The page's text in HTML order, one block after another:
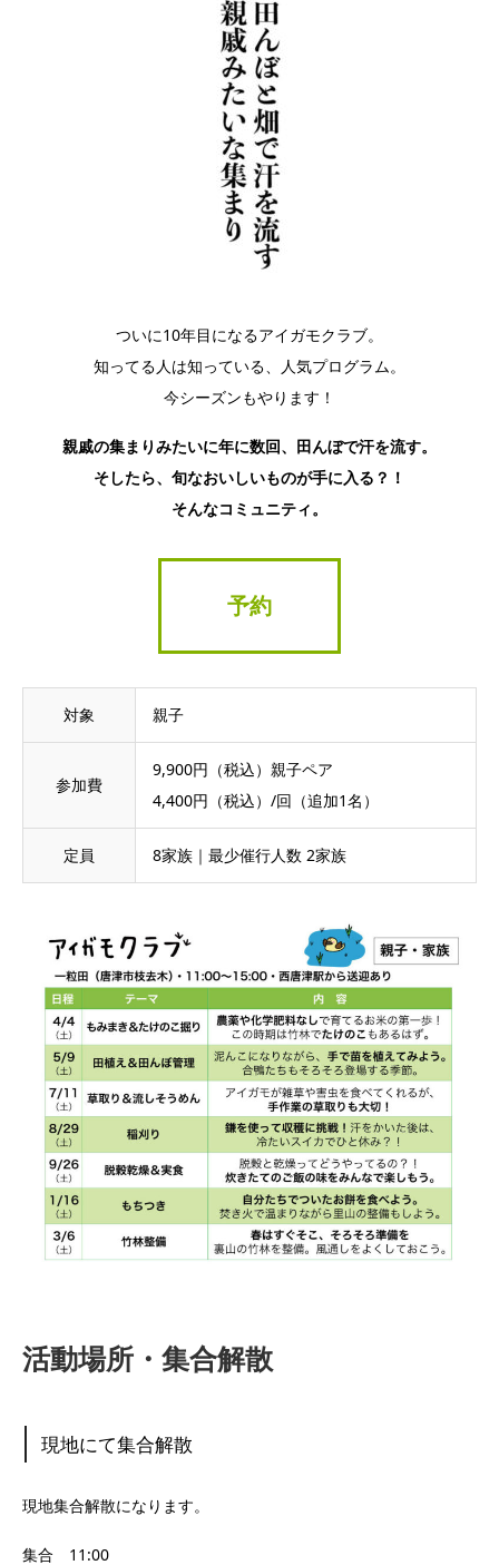
ついに10年目になるアイガモクラブ。
知ってる人は知っている、人気プログラム。
今シーズンもやります！
親戚の集まりみたいに年に数回、田んぼで汗を流す。
そしたら、旬なおいしいものが手に入る？！
そんなコミュニティ。
予約
対象 親子
参加費
9,900円（税込）親子ペア
4,400円（税込）/回（追加1名）
定員 8家族｜最少催行人数 2家族
活動場所・集合解散
現地にて集合解散
現地集合解散になります。
集合 11:00